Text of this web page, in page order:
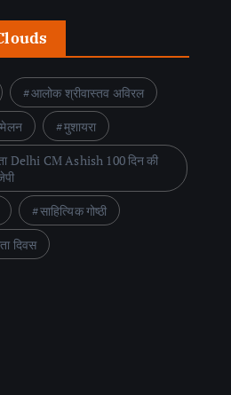
आलोक श्रीवास्तव अविरल
मुशायरा
Delhi CM Ashish 100 दिन की
साहित्यिक गोष्ठी
दिवस